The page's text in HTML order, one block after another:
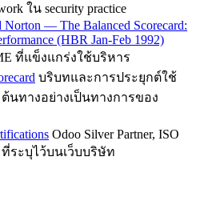
ใน security practice
— The Balanced Scorecard:
(HBR Jan-Feb 1992)
ที่แข็งแกร่งใช้บริหาร
บริบทและการประยุกต์ใช้
ต้นทางอย่างเป็นทางการของ
Odoo Silver Partner, ISO
ที่ระบุไว้บนเว็บบริษัท